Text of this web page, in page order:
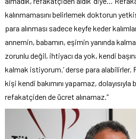
kalınmamasını belirlemek doktorun
para alınması sadece keyfe keder
annemin, babamın, eşimin yanında
zorunlu değil, ihtiyacı da yok, kendi
kalmak istiyorum.’ derse para alabilirler.
kişi kendi bakımını yapamaz,
refakatçiden de ücret alınamaz.”